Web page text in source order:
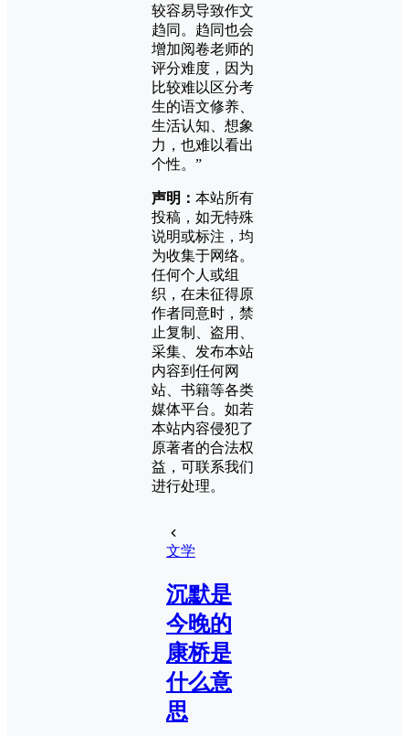
较容易导致作文
趋同。趋同也会
增加阅卷老师的
评分难度，因为
比较难以区分考
生的语文修养、
生活认知、想象
力，也难以看出
个性。”
声明： 本站所有
投稿，如无特殊
说明或标注，均
为收集于网络。
任何个人或组
织，在未征得原
作者同意时，禁
止复制、盗用、
采集、发布本站
内容到任何网
站、书籍等各类
媒体平台。如若
本站内容侵犯了
原著者的合法权
益，可联系我们
进行处理。
文学
沉默是
今晚的
康桥是
什么意
思